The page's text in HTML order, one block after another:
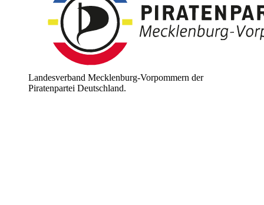
Landesverband Mecklenburg-Vorpommern der
Piratenpartei Deutschland.